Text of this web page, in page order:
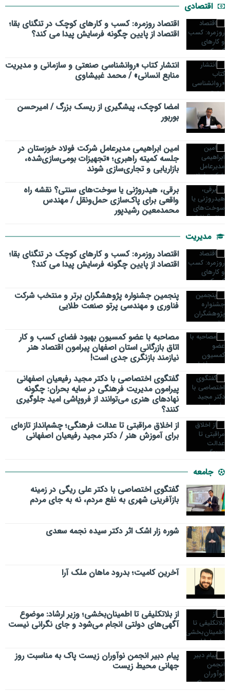
اقتصادی
اقتصاد روزمره: کسب‌ و کارهای کوچک در تنگنای بقا؛
اقتصاد از پایین چگونه فرسایش پیدا می کند؟
انتشار کتاب «روانشناسی صنعتی و سازمانی و مدیریت
منابع انسانی» / محمد غبیشاوی
امضا کوچک، پیشگیری از ریسک بزرگ / امیرحسن
بوربور
امین ابراهیمی مدیرعامل شرکت فولاد خوزستان در
جلسه کمیته راهبری؛ «تجهیزات بومی‌سازی‌شده،
بازاریابی و تجاری‌سازی شوند
برقی، هیدروژنی یا سوخت‌های سنتی؟ نقشه راه
واقعی برای پاک‌سازی حمل‌ونقل / مهندس
محمدمعین رشیدپور
مدیریت
اقتصاد روزمره: کسب‌ و کارهای کوچک در تنگنای بقا؛
اقتصاد از پایین چگونه فرسایش پیدا می کند؟
پنجمین جشنواره پژوهشگران برتر و منتخب شرکت
فناوری و مهندسی پرتو صنعت طلایی
مصاحبه با عضو کمسیون بهبود فضای کسب و کار
اتاق بازرگانی استان اصفهان پیرامون اقتصاد هنر
نیازمند بازنگری جدی است!
گفتگوی اختصاصی با دکتر مجید رفیعیان اصفهانی
پیرامون مدیریت فرهنگی در سایه بحران: چگونه
نهادهای هنری می‌توانند از فروپاشی امید جلوگیری
کنند؟
از اخلاق مراقبتی تا عدالت فرهنگی؛ چشم‌انداز تازه‌ای
برای آموزش هنر / دکتر مجید رفیعیان اصفهانی
جامعه
گفتگوی اختصاصی با دکتر علی ریگی در زمینه
بازآفرینی شهری به نفع مردم، نه به جای مردم
شوره زار اشک اثر دکتر سیده نجمه سعدی
​آخرین کامیت؛ بدرود ماهان ملک آرا
از بلاتکلیفی تا اطمینان‌بخشی؛ وزیر ارشاد: موضوع
آگهی‌های دولتی انجام می‌شود و جای نگرانی نیست
پیام دبیر انجمن نوآوران زیست پاک به مناسبت روز
جهانی محیط زیست